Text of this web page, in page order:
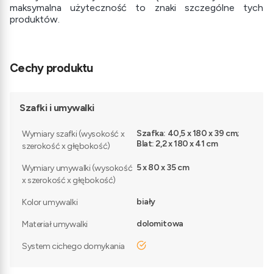
maksymalna użyteczność to znaki szczególne tych
produktów.
Cechy produktu
Szafki i umywalki
Wymiary szafki (wysokość x
szerokość x głębokość)
Szafka: 40,5 x 180 x 39 cm;
Blat: 2,2 x 180 x 41 cm
Wymiary umywalki (wysokość
x szerokość x głębokość)
5 x 80 x 35 cm
Kolor umywalki biały
Materiał umywalki dolomitowa
System cichego domykania tak